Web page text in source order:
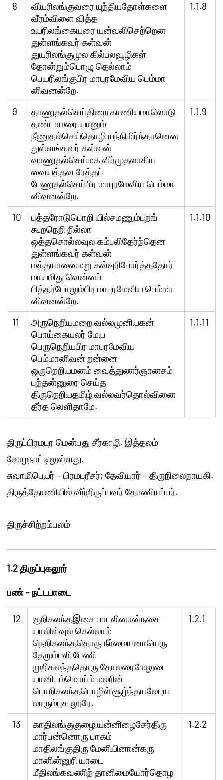
8
வியரிலங்குவரை யுந்தியதோள்களை
வீரம்விளை வித்த
உயரிலங்கையரை யன்வலிசெற்றென
துள்ளங்கவர் கள்வன்
துயரிலங்குமுல கில்பலவூழிகள்
தோன்றும்பொழு தெல்லாம்
பெயரிலங்குபிர மாபுரமேவிய பெம்மா
னிவனன்றே.
1.1.8
9
தாணுதல்செய்திறை காணியமாலொடு
தண்டாமரை யானும்
நீணுதல்செய்தொழி யந்நிமிர்ந்தானென
துள்ளங்கவர் கள்வன்
வாணுதல்செய்மக ளிர்முதலாகிய
வையத்தவ ரேத்தப்
பேணுதல்செய்பிர மாபுரமேவிய பெம்மா
னிவனன்றே.
1.1.9
10
புத்தரோடுபொறி யில்சமணும்புறங்
கூறநெறி நில்லா
ஒத்தசொல்லவுல கம்பலிதேர்ந்தென
துள்ளங்கவர் கள்வன்
மத்தயானைமறு கவ்வுரிபோர்த்ததோர்
மாயமிது வென்னப்
பித்தர்போலும்பிர மாபுரமேவிய பெம்மா
னிவனன்றே.
1.1.10
11
அருநெறியமறை வல்லமுனியகன்
பொய்கையலர் மேய
பெருநெறியபிர மாபுரமேவிய
பெம்மானிவன் றன்னை
ஒருநெறியமனம் வைத்துணர்ஞானசம்
பந்தன்னுரை செய்த
திருநெறியதமிழ் வல்லவர்தொல்வினை
தீர்த லெளிதாமே.
1.1.11
திருப்பிரமபுர மென்பது சீர்காழி. இத்தலம்
சோழநாட்டிலுள்ளது.
சுவாமிபெயர் – பிரமபுரீசர்; தேவியார் – திருநிலைநாயகி.
திருத்தோணியில் வீற்றிருப்பவர் தோணியப்பர்.
திருச்சிற்றம்பலம்
1.2திருப்புகலூர்
பண்–நட்டபாடை
12
குறிகலந்தஇசை பாடலினான்நசை
யாலிவ்வுல கெல்லாம்
நெறிகலந்ததொரு நீர்மையனாயெரு
தேறும்பலி பேணி
முறிகலந்ததொரு தோலரைமேலுடை
யானிடம்மொய்ம் மலரின்
பொறிகலந்தபொழில் சூழ்ந்தயலேபுய
லாரும்புக லூரே.
1.2.1
13
காதிலங்குகுழை யன்னிழைசேர்திரு
மார்பன்னொரு பாகம்
மாதிலங்குதிரு மேனியினான்கரு
மானின்னுரி யாடை
மீதிலங்கவணிந் தானிமையோர்தொழ
1.2.2